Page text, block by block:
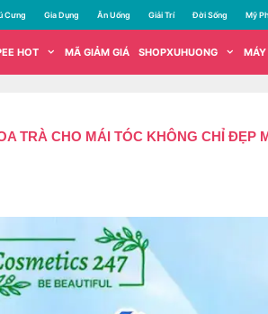
Cưng Gia Dụng Ăn Uống Giải Trí Đời Sống Mỹ
HOT MÃ GIẢM GIÁ SHOPXUHUONG MÁY
TRÀ CHO MÁI TÓC KHÔNG CHỈ ĐẸP